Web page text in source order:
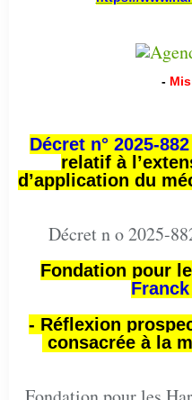
-
Décret n° 2025-
relatif à
d’application du
Décret n o 2025-
Fondation pour
- Réflexion
consacrée à la